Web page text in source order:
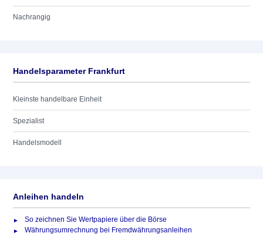
Nachrangig
Handelsparameter Frankfurt
Kleinste handelbare Einheit
Spezialist
Handelsmodell
Anleihen handeln
So zeichnen Sie Wertpapiere über die Börse
Währungsumrechnung bei Fremdwährungsanleihen